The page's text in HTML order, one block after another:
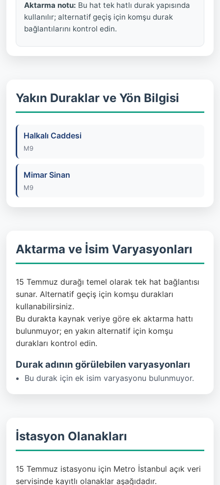
Aktarma notu: Bu hat tek hatlı durak yapısında
kullanılır; alternatif geçiş için komşu durak
bağlantılarını kontrol edin.
Yakın Duraklar ve Yön Bilgisi
Halkalı Caddesi
M9
Mimar Sinan
M9
Aktarma ve İsim Varyasyonları
15 Temmuz durağı temel olarak tek hat bağlantısı
sunar. Alternatif geçiş için komşu durakları
kullanabilirsiniz.
Bu durakta kaynak veriye göre ek aktarma hattı
bulunmuyor; en yakın alternatif için komşu
durakları kontrol edin.
Durak adının görülebilen varyasyonları
Bu durak için ek isim varyasyonu bulunmuyor.
İstasyon Olanakları
15 Temmuz istasyonu için Metro İstanbul açık veri
servisinde kayıtlı olanaklar aşağıdadır.